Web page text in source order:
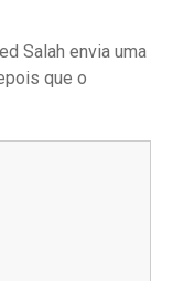
Salah envia uma
que o